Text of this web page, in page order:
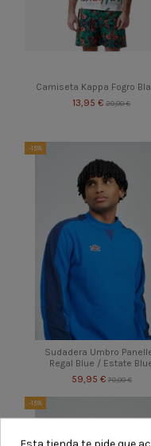
Camiseta Kappa Fogro
13,95 €20,00 €
-15%
Sudadera Umbro
Regal Blue / Estate
59,95 € 70,00 €
-15%